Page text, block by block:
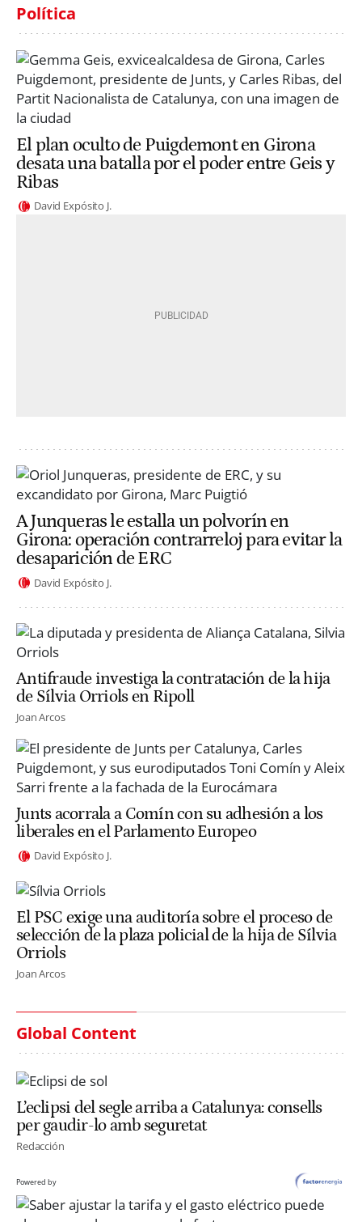
Política
El plan oculto de Puigdemont en Girona
desata una batalla por el poder entre Geis y
Ribas
David Expósito J.
A Junqueras le estalla un polvorín en
Girona: operación contrarreloj para evitar la
desaparición de ERC
David Expósito J.
Antifraude investiga la contratación de la hija
de Sílvia Orriols en Ripoll
Joan Arcos
Junts acorrala a Comín con su adhesión a los
liberales en el Parlamento Europeo
David Expósito J.
El PSC exige una auditoría sobre el proceso de
selección de la plaza policial de la hija de Sílvia
Orriols
Joan Arcos
Global Content
L’eclipsi del segle arriba a Catalunya: consells
per gaudir-lo amb seguretat
Redacción
Powered by